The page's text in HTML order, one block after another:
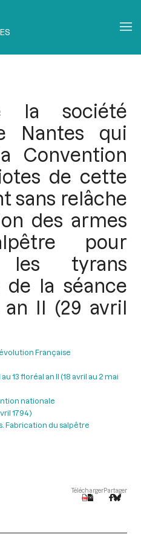
la société
Nantes qui
Convention
de cette
sans relâche
des armes
pour
les tyrans
de la séance
II (29 avril
Française
13 floréal an II (18 avril au 2 mai
nationale
1794 )
Fabrication du salpêtre
TéléchargerPartager